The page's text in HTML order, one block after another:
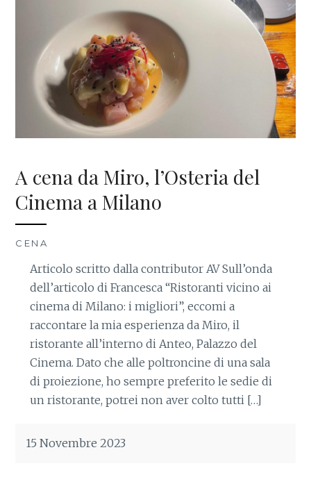
A cena da Miro, l’Osteria del
Cinema a Milano
CENA
Articolo scritto dalla contributor AV Sull’onda
dell’articolo di Francesca “Ristoranti vicino ai
cinema di Milano: i migliori”, eccomi a
raccontare la mia esperienza da Miro, il
ristorante all’interno di Anteo, Palazzo del
Cinema. Dato che alle poltroncine di una sala
di proiezione, ho sempre preferito le sedie di
un ristorante, potrei non aver colto tutti […]
15 Novembre 2023